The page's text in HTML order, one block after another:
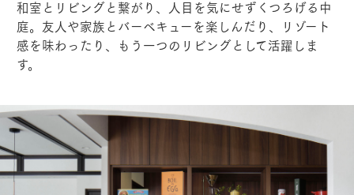
和室とリビングと繋がり、人目を気にせずくつろげる中
庭。友人や家族とバーベキューを楽しんだり、リゾート
感を味わったり、もう一つのリビングとして活躍しま
す。